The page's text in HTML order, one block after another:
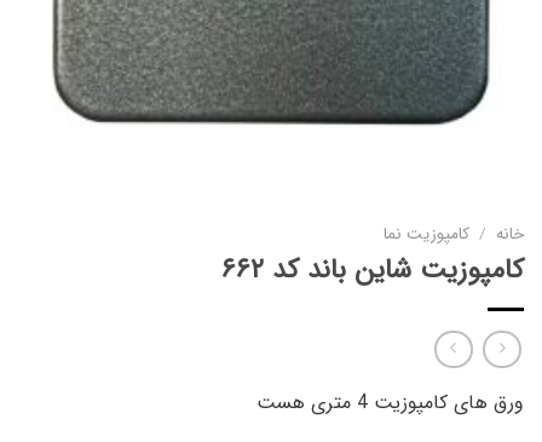
خانه / کامپوزیت نما
کامپوزیت شاین باند کد ۶۶۲
ورق های کامپوزیت 4 متری هست